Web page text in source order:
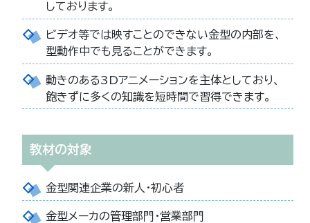
しております。
ビデオ等では映すことのできない金型の内部を、
型動作中でも見ることができます。
動きのある3Dアニメーションを主体としており、
飽きずに多くの知識を短時間で習得できます。
教材の対象
金型関連企業の新人・初心者
金型メーカの管理部門・営業部門